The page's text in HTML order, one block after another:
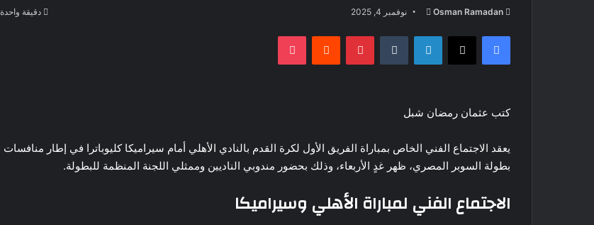
Osman Ramadan
أرسل
إلكترونيا
نوفمبر 4, 2025 دقيقة واحدة
فيسبوك ‫X لينكدإن بينتيريست ‫Pocket
كتب عثمان رمضان شبل
يعقد الاجتماع الفني الخاص بمباراة الفريق الأول لكرة القدم بالنادي الأهلي أمام سيراميكا كليوباترا في إطار منافسات
بطولة السوبر المصري، ظهر غدٍ الأربعاء، وذلك بحضور مندوبي الناديين وممثلي اللجنة المنظمة للبطولة.
الاجتماع الفني لمباراة الأهلي وسيراميكا